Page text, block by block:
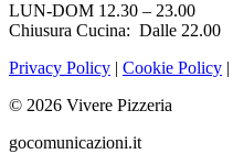
LUN-DOM 12.30 – 23.00
Chiusura Cucina: Dalle 22.00
Privacy Policy | Cookie Policy |
© 2026 Vivere Pizzeria
gocomunicazioni.it